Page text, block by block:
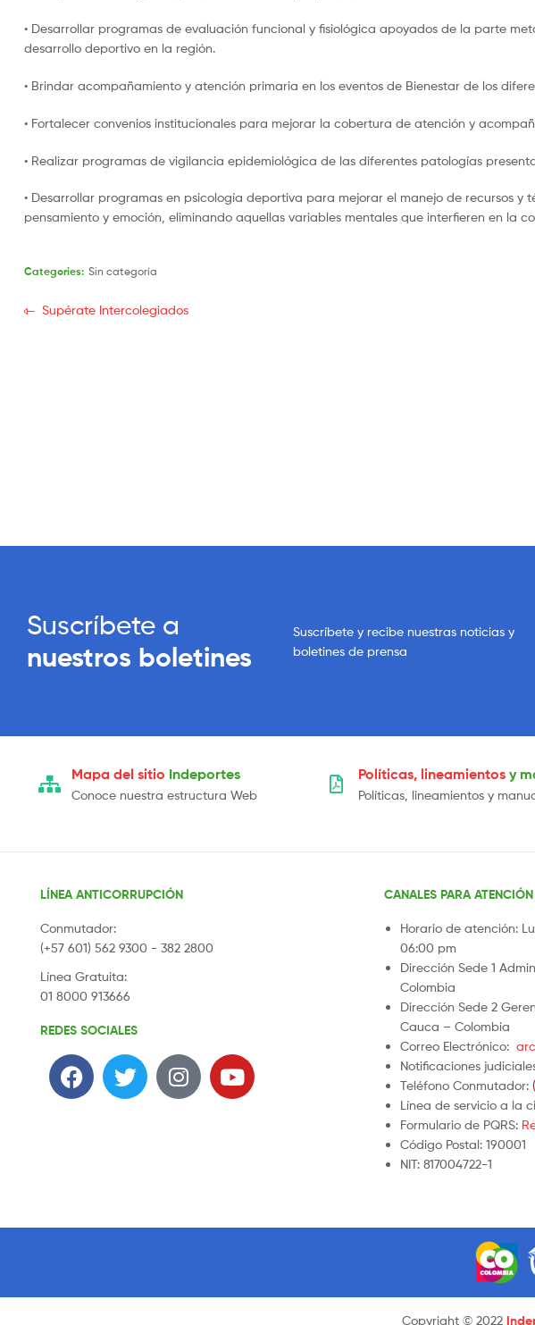
• Desarrollar programas de evaluación funcional y fisiológica apoyados de la parte
desarrollo deportivo en la región.
• Brindar acompañamiento y atención primaria en los eventos de Bienestar de los
• Fortalecer convenios institucionales para mejorar la cobertura de atención y
• Realizar programas de vigilancia epidemiológica de las diferentes patologías
• Desarrollar programas en psicología deportiva para mejorar el manejo de recursos
pensamiento y emoción, eliminando aquellas variables mentales que interfieren en la
Categories: Sin categoría
Supérate Intercolegiados
Suscríbete a
nuestros boletines
Suscríbete y recibe nuestras noticias y
boletines de prensa
Mapa del sitio Indeportes
Conoce nuestra estructura Web
Políticas, lineamientos y
Políticas, lineamientos y
LÍNEA ANTICORRUPCIÓN
Conmutador:
(+57 601) 562 9300 - 382 2800
Línea Gratuita:
01 8000 913666
REDES SOCIALES
CANALES PARA
Horario de atención:
06:00 pm
Dirección Sede 1
Colombia
Dirección Sede 2
Cauca – Colombia
Correo Electrónico:
Notificaciones
Teléfono Conmutador:
Línea de servicio a la
Formulario de PQRS:
Código Postal: 190001
NIT: 817004722-1
Copyright © 2022